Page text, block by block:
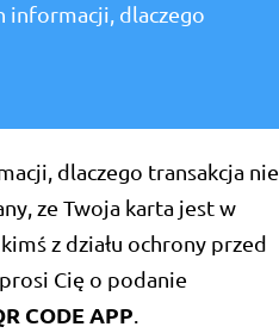
informacji, dlaczego
dlaczego transakcja nie
ze Twoja karta jest w
z działu ochrony przed
Cię o podanie
CODE APP.